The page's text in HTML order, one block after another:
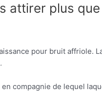
attirer plus
pour bruit affriole.
compagnie de lequel